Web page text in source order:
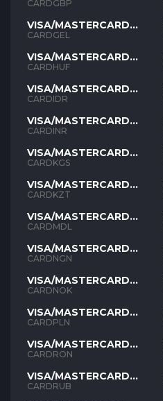
GBP
CARDGBP
VISA/MASTERCARD
GEL
CARDGEL
VISA/MASTERCARD
HUF
CARDHUF
VISA/MASTERCARD
IDR
CARDIDR
VISA/MASTERCARD
INR
CARDINR
VISA/MASTERCARD
KGS
CARDKGS
VISA/MASTERCARD
KZT
CARDKZT
VISA/MASTERCARD
MDL
CARDMDL
VISA/MASTERCARD
NGN
CARDNGN
VISA/MASTERCARD
NOK
CARDNOK
VISA/MASTERCARD
PLN
CARDPLN
VISA/MASTERCARD
RON
CARDRON
VISA/MASTERCARD
RUB
CARDRUB